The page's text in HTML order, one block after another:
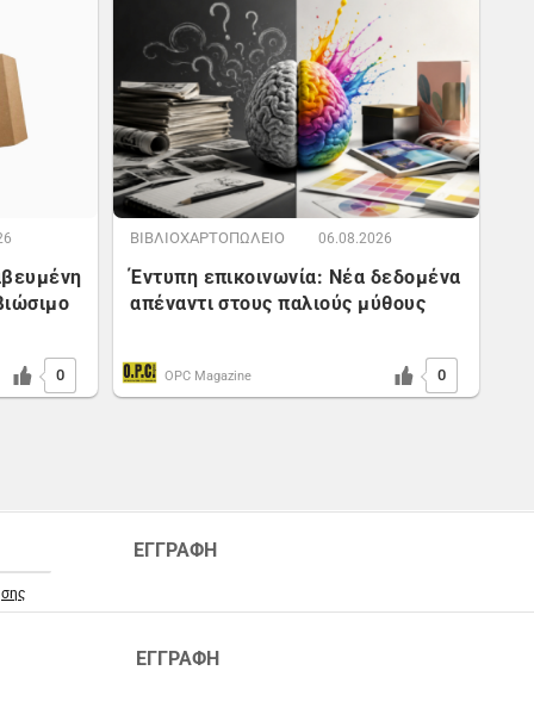
0
ΒΙΒΛΙΟΧΑΡΤΟΠΩΛΕΙΟ 06.08.2026
Έντυπη επικοινωνία: Νέα δεδομένα
απέναντι στους παλιούς μύθους
OPC Magazine 0
ΕΓΓΡΑΦΗ
ΕΓΓΡΑΦΗ